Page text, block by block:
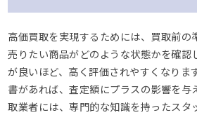
高価買取を実現するためには、買取前の
売りたい商品がどのような状態かを確認
が良いほど、高く評価されやすくなりま
書があれば、査定額にプラスの影響を与
取業者には、専門的な知識を持ったスタ